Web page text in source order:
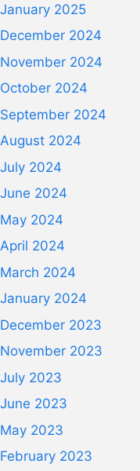
January 2025
December 2024
November 2024
October 2024
September 2024
August 2024
July 2024
June 2024
May 2024
April 2024
March 2024
January 2024
December 2023
November 2023
July 2023
June 2023
May 2023
February 2023